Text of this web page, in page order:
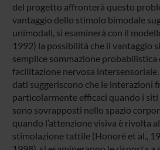
del progetto affronterà questo
vantaggio dello stimolo bimodale
unimodali, si esaminerà con il
1992) la possibilità che il vantaggio
semplice sommazione probabilistica
facilitazione nervosa
dati suggeriscono che le interazioni
particolarmente efficaci quando i
sono sovrapposti nello spazio
quando l’attenzione visiva è rivolta
stimolazione tattile (Honoré et al.,